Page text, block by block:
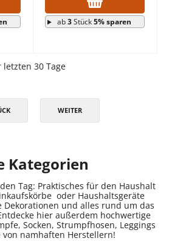
ab3Stück5% sparen
30 Tage
WEITER
Kategorien
Tag: Praktisches für den Haushalt
oder Haushaltsgeräte
Dekorationen und alles rund um das
hier außerdem hochwertige
Socken, Strumpfhosen, Leggings
von namhaften Herstellern!